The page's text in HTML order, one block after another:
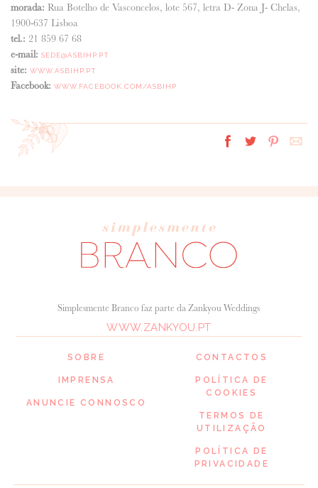
morada: Rua Botelho de Vasconcelos, lote 567, letra D- Zona J- Chelas,
1900-637 Lisboa
tel.: 21 859 67 68
e-mail: SEDE@ASBIHP.PT
site: WWW.ASBIHP.PT
Facebook: WWW.FACEBOOK.COM/ASBIHP
SOBRE
IMPRENSA
ANUNCIE CONNOSCO
Simplesmente Branco faz parte da Zankyou Weddings
WWW.ZANKYOU.PT
CONTACTOS
POLÍTICA DE
COOKIES
TERMOS DE
UTILIZAÇÃO
POLÍTICA DE
PRIVACIDADE